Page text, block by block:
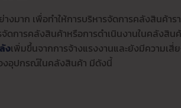
มาก เพื่อทำให้การบริหารจัดการคลังสินค้าร
ดการคลังสินค้าหรือการดำเนินงานในคลังสิน
งเพิ่มขึ้นจากการจ้างแรงงานและยังมีความเสี่
องอุปกรณ์ในคลังสินค้า มีดังนี้